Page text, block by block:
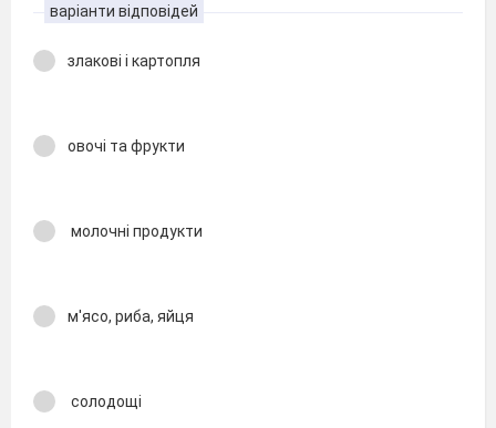
варіанти відповідей
злакові і картопля
овочі та фрукти
молочні продукти
м'ясо, риба, яйця
солодощі